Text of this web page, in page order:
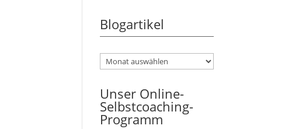
Blogartikel
Unser Online-
Selbstcoaching-
Programm